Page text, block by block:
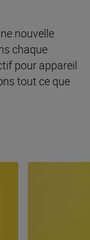
nouvelle
chaque
pour appareil
tout ce que